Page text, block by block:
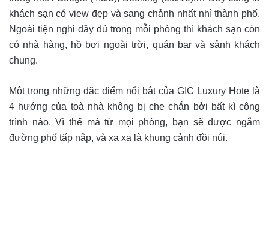
khách sạn có view đẹp và sang chảnh nhất nhì thành phố.
Ngoài tiện nghi đầy đủ trong mỗi phòng thì khách sạn còn
có nhà hàng, hồ bơi ngoài trời, quán bar và sảnh khách
chung.
Một trong những đặc điểm nổi bật của GIC Luxury Hote là
4 hướng của toà nhà không bị che chắn bởi bất kì công
trình nào. Vì thế mà từ mọi phòng, bạn sẽ được ngắm
đường phố tấp nập, và xa xa là khung cảnh đồi núi.